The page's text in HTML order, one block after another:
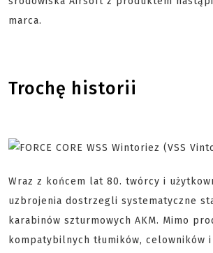
marca.
Trochę historii
Wraz z końcem lat 80. twórcy i
uzbrojenia dostrzegli systematyczne
karabinów szturmowych AKM. Mimo
kompatybilnych tłumików, celowników